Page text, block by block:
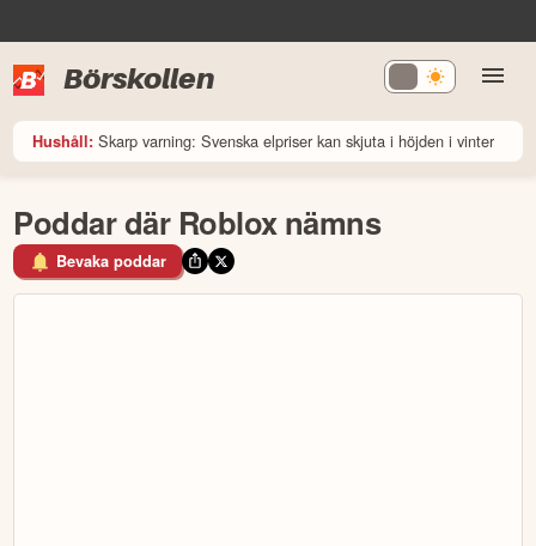
Börskollen
Hushåll: Skarp varning: Svenska elpriser kan skjuta i höjden i vinter
Poddar där Roblox nämns
Bevaka poddar